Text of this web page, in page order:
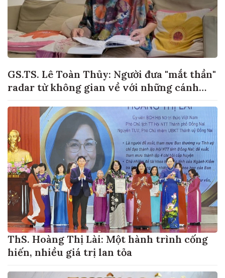
GS.TS. Lê Toàn Thủy: Người đưa "mắt thần"
radar từ không gian về với những cánh
ThS. Hoàng Thị Lài: Một hành trình cống
hiến, nhiều giá trị lan tỏa